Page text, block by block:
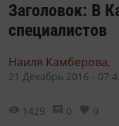
Заголовок: В
специалистов
Наиля Камберова,
21 Декабрь 2016 -
1429 0 0